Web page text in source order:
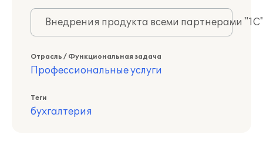
Внедрения продукта всеми партнерами
Отрасль / Функциональная задача
Профессиональные услуги
Теги
бухгалтерия